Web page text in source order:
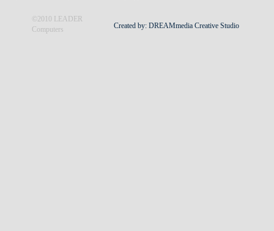
Created by: DREAMmedia Creative Studio
©2010 LEADER
Computers